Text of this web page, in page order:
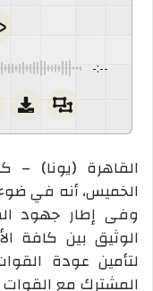
-:--
القاهرة (يونا) –
الخميس، أنه في ضوء
وفى إطار جهود
الوثيق بين كافة
لتأمين عودة